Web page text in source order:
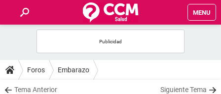
MENU
FOROS
SALUD
Foros Embarazo
Tema Anterior Siguiente Tema